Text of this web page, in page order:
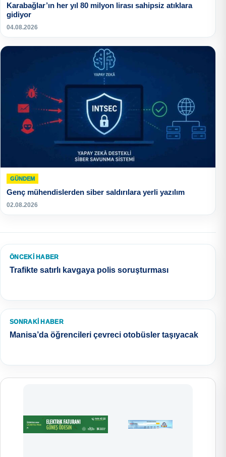
Karabağlar’ın her yıl 80 milyon lirası sahipsiz atıklara
gidiyor
04.08.2026
GÜNDEM
Genç mühendislerden siber saldırılara yerli yazılım
02.08.2026
ÖNCEKI HABER
Trafikte satırlı kavgaya polis soruşturması
SONRAKI HABER
Manisa’da öğrencileri çevreci otobüsler taşıyacak